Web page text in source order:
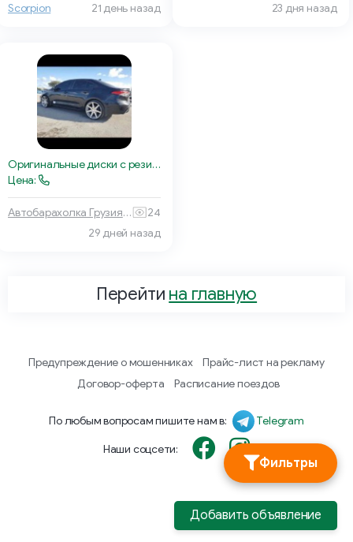
Фильтры
Scorpion
21 день назад
23 дня назад
Оригинальные диски с резинами
Цена:
Автобарахолка Грузия 🏎 🚙
24
29 дней назад
Перейти на главную
Предупреждение о мошенниках
Прайс-лист на рекламу
Договор-оферта
Расписание поездов
По любым вопросам пишите нам в: Telegram
Наши соцсети:
Добавить объявление